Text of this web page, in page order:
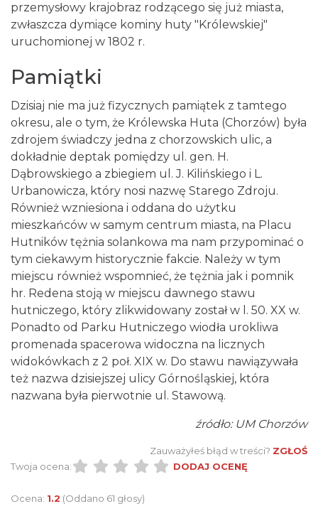
przemysłowy krajobraz rodzącego się już miasta,
zwłaszcza dymiące kominy huty "Królewskiej"
uruchomionej w 1802 r.
Pamiątki
Dzisiaj nie ma już fizycznych pamiątek z tamtego
okresu, ale o tym, że Królewska Huta (Chorzów) była
zdrojem świadczy jedna z chorzowskich ulic, a
dokładnie deptak pomiędzy ul. gen. H.
Dąbrowskiego a zbiegiem ul. J. Kilińskiego i L.
Urbanowicza, który nosi nazwę Starego Zdroju.
Również wzniesiona i oddana do użytku
mieszkańców w samym centrum miasta, na Placu
Hutników tężnia solankowa ma nam przypominać o
tym ciekawym historycznie fakcie. Należy w tym
miejscu również wspomnieć, że tężnia jak i pomnik
hr. Redena stoją w miejscu dawnego stawu
hutniczego, który zlikwidowany został w l. 50. XX w.
Ponadto od Parku Hutniczego wiodła urokliwa
promenada spacerowa widoczna na licznych
widokówkach z 2 poł. XIX w. Do stawu nawiązywała
też nazwa dzisiejszej ulicy Górnośląskiej, która
nazwana była pierwotnie ul. Stawową.
źródło: UM Chorzów
Zauważyłeś błąd w treści? ZGŁOŚ
Twoja ocena:
DODAJ OCENĘ
Ocena: 1.2 (Oddano 61 głosy)